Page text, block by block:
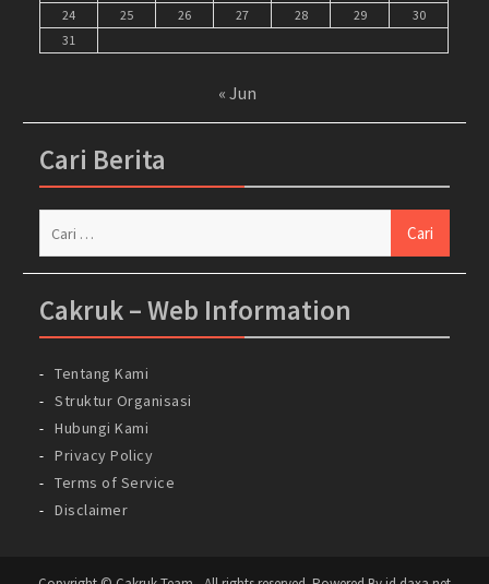
24
25 26 27 28 29
30
31
« Jun
Cari Berita
Cakruk – Web Information
Tentang Kami
Struktur Organisasi
Hubungi Kami
Privacy Policy
Terms of Service
Disclaimer